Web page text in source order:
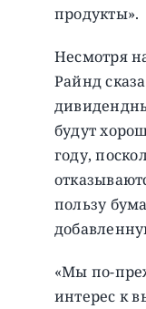
продукты».
Несмотря
Райнд
будут
году,
пользу
«Мы по-
интерес к